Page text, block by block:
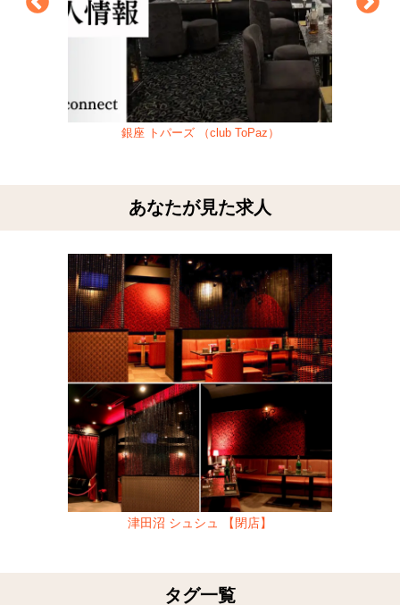
銀座 トパーズ （club ToPaz）
あなたが見た求人
津田沼 シュシュ 【閉店】
タグ一覧